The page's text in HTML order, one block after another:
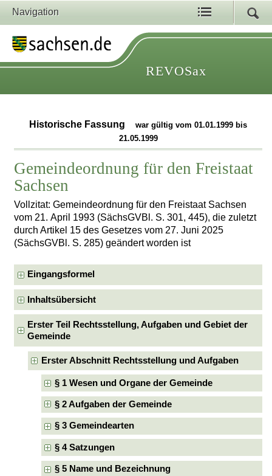
Navigation
REVOSax
Historische Fassung
war gültig vom 01.01.1999 bis
21.05.1999
Gemeindeordnung für den Freistaat
Sachsen
Vollzitat: Gemeindeordnung für den Freistaat Sachsen
vom 21. April 1993 (SächsGVBl. S. 301, 445), die zuletzt
durch Artikel 15 des Gesetzes vom 27. Juni 2025
(SächsGVBl. S. 285) geändert worden ist
Eingangsformel
Inhaltsübersicht
Erster Teil Rechtsstellung, Aufgaben und Gebiet der
Gemeinde
Erster Abschnitt Rechtsstellung und Aufgaben
§ 1 Wesen und Organe der Gemeinde
§ 2 Aufgaben der Gemeinde
§ 3 Gemeindearten
§ 4 Satzungen
§ 5 Name und Bezeichnung